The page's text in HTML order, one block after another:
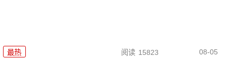
最热 阅读 15823 08-05